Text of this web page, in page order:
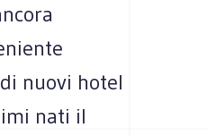
nuovi hotel
nati il